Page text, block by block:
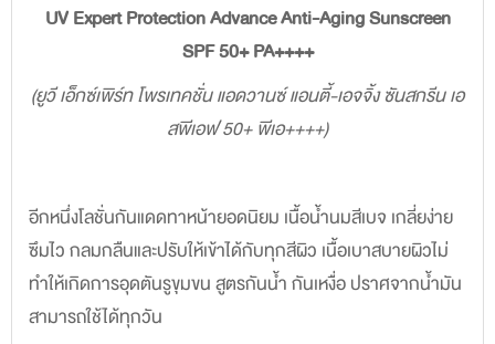
UV Expert Protection Advance Anti-Aging Sunscreen
SPF 50+ PA++++
(ยูวี เอ็กซ์เพิร์ท โพรเทคชั่น แอดวานซ์ แอนตี้-เอจจิ้ง ซันสกรีน เอ
สพีเอฟ 50+ พีเอ++++)
อีกหนึ่งโลชั่นกันแดดทาหน้ายอดนิยม เนื้อน้ำนมสีเบจ เกลี่ยง่าย
ซึมไว กลมกลืนและปรับให้เข้าได้กับทุกสีผิว เนื้อเบาสบายผิวไม่
ทำให้เกิดการอุดตันรูขุมขน สูตรกันน้ำ กันเหงื่อ ปราศจากน้ำมัน
สามารถใช้ได้ทุกวัน